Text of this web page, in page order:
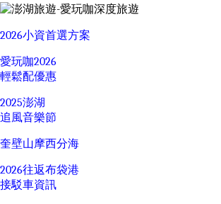
2026小資首選方案
愛玩咖2026
輕鬆配優惠
2025澎湖
追風音樂節
奎壁山摩西分海
2026往返布袋港
接駁車資訊